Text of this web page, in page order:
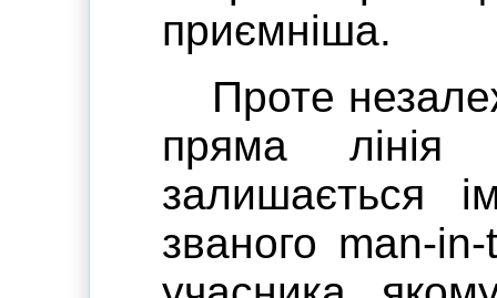
приємніша.
Проте
пряма
залишається
званого man-